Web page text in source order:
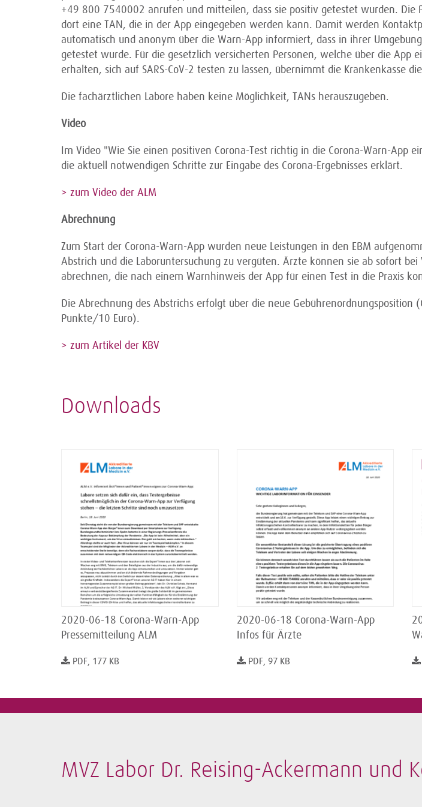
+49 800 7540002 anrufen und mitteilen, dass sie positiv getestet wurden. Die
dort eine TAN, die in der App eingegeben werden kann. Damit werden
automatisch und anonym über die Warn-App informiert, dass in ihrer
getestet wurde. Für die gesetzlich versicherten Personen, welche über die App
erhalten, sich auf SARS-CoV-2 testen zu lassen, übernimmt die Krankenkasse
Die fachärztlichen Labore haben keine Möglichkeit, TANs herauszugeben.
Video
Im Video "Wie Sie einen positiven Corona-Test richtig in die Corona-Warn-App
die aktuell notwendigen Schritte zur Eingabe des Corona-Ergebnisses erklärt.
> zum Video der ALM
Abrechnung
Zum Start der Corona-Warn-App wurden neue Leistungen in den EBM
Abstrich und die Laboruntersuchung zu vergüten. Ärzte können sie ab sofort bei
abrechnen, die nach einem Warnhinweis der App für einen Test in die Praxis
Die Abrechnung des Abstrichs erfolgt über die neue Gebührenordnungsposition
Punkte/10 Euro).
> zum Artikel der KBV
Downloads
2020-06-18 Corona-Warn-App
Pressemitteilung ALM
PDF, 177 KB
2020-06-18 Corona-Warn-App
Infos für Ärzte
PDF, 97 KB
MVZ Labor Dr. Reising-Ackermann und